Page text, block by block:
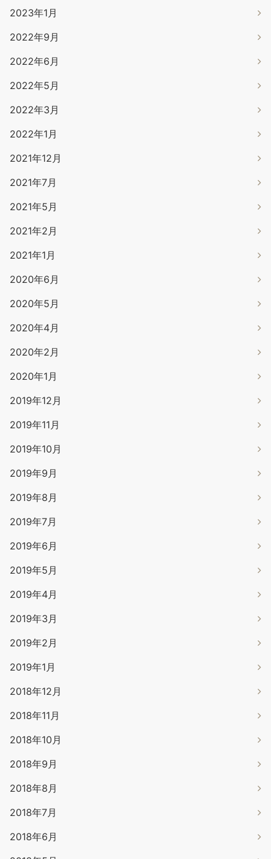
2023年1月
2022年9月
2022年6月
2022年5月
2022年3月
2022年1月
2021年12月
2021年7月
2021年5月
2021年2月
2021年1月
2020年6月
2020年5月
2020年4月
2020年2月
2020年1月
2019年12月
2019年11月
2019年10月
2019年9月
2019年8月
2019年7月
2019年6月
2019年5月
2019年4月
2019年3月
2019年2月
2019年1月
2018年12月
2018年11月
2018年10月
2018年9月
2018年8月
2018年7月
2018年6月